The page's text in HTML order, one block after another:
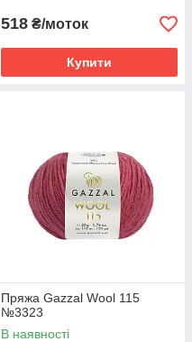
518 ₴/моток
Купити
Пряжа Gazzal Wool 115
№3323
В наявності